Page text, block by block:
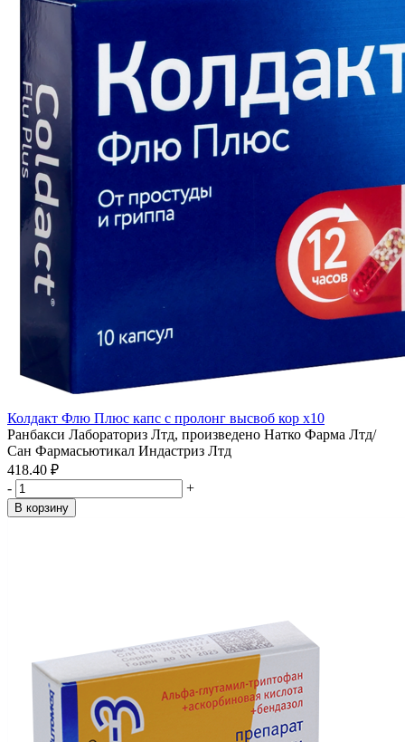
Колдакт Флю Плюс капс с пролонг высвоб кор x10
Ранбакси Лабораториз Лтд, произведено Натко Фарма Лтд/
Сан Фармасьютикал Индастриз Лтд
418.40 ₽
-
+
В корзину